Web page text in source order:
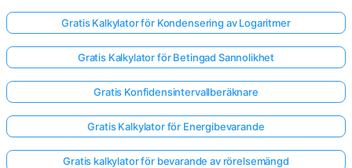
Gratis Kalkylator för Kondensering av Logaritmer
Gratis Kalkylator för Betingad Sannolikhet
Gratis Konfidensintervallberäknare
Gratis Kalkylator för Energibevarande
Gratis kalkylator för bevarande av rörelsemängd